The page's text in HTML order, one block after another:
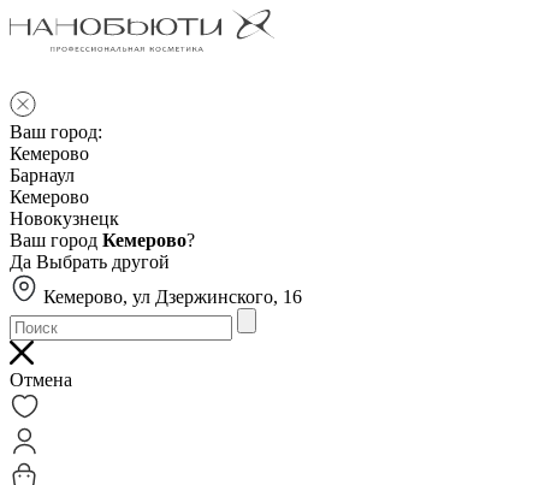
Ваш город:
Кемерово
Барнаул
Кемерово
Новокузнецк
Ваш город Кемерово?
Да Выбрать другой
Кемерово, ул Дзержинского, 16
Отмена